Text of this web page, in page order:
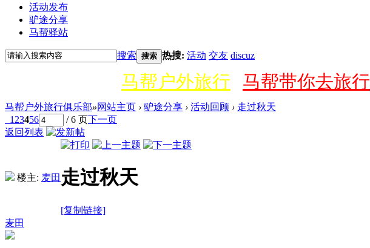
活动发布
驴途分享
马帮驿站
搜索 搜索 热搜: 活动 交友 discuz
马帮户外旅行 马帮带你去旅行
马帮户外旅行俱乐部»网站主页 › 驴途分享 › 活动回顾 › 走过秋天
1 23456 / 6 页下一页
返回列表
楼主: 麦田 走过秋天
[复制链接]
麦田